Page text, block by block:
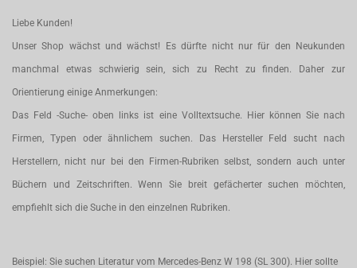
Liebe Kunden!
Unser Shop wächst und wächst! Es dürfte nicht nur für den Neukunden
manchmal etwas schwierig sein, sich zu Recht zu finden. Daher zur
Orientierung einige Anmerkungen:
Das Feld -Suche- oben links ist eine Volltextsuche. Hier können Sie nach
Firmen, Typen oder ähnlichem suchen. Das Hersteller Feld sucht nach
Herstellern, nicht nur bei den Firmen-Rubriken selbst, sondern auch unter
Büchern und Zeitschriften. Wenn Sie breit gefächerter suchen möchten,
empfiehlt sich die Suche in den einzelnen Rubriken.
Beispiel: Sie suchen Literatur vom Mercedes-Benz W 198 (SL 300). Hier sollte